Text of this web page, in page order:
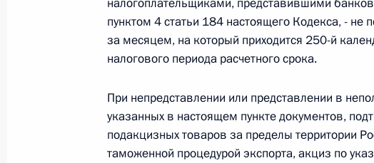
26 июля 2026 года
Федеральный закон от 26.07.2026 г. №
Федерального закона «Об образовании в
26 июля 2026 года
пунктом 4 статьи 184 настоящего Кодекса, -
за месяцем, на который приходится 250-й
налогового периода расчетного срока.
При непредставлении или представлении в
указанных в настоящем пункте документов,
подакцизных товаров за пределы территории
таможенной процедурой экспорта, акциз по